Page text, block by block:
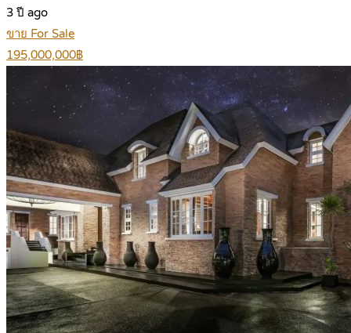
3 ปี ago
ขาย For Sale
195,000,000฿